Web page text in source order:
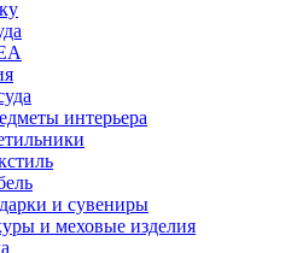
интерьера
и сувениры
и меховые изделия